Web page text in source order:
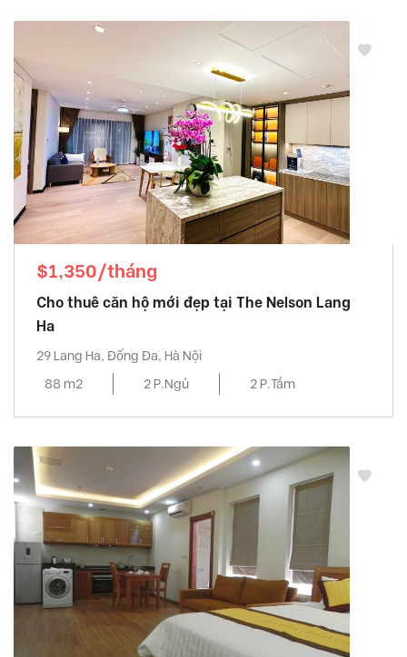
$1,350/tháng
Cho thuê căn hộ mới đẹp tại The Nelson Lang
Ha
29 Lang Ha, Đống Đa, Hà Nội
88 m2
2 P.Ngủ 2 P.Tắm